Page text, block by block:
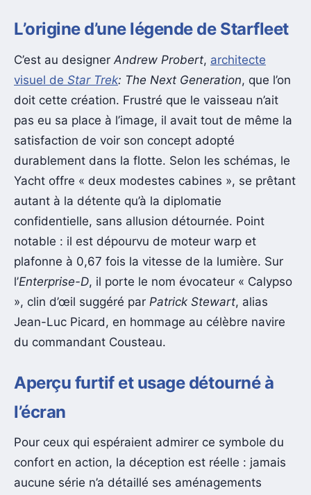
L’origine d’une légende de Starfleet
C’est au designerAndrew Probert, architecte
visuel de Star Trek: The Next Generation, que l’on
doit cette création. Frustré que le vaisseau n’ait
pas eu sa place à l’image, il avait tout de même la
satisfaction de voir son concept adopté
durablement dans la flotte. Selon les schémas, le
Yacht offre « deux modestes cabines », se prêtant
autant à la détente qu’à la diplomatie
confidentielle, sans allusion détournée. Point
notable : il est dépourvu de moteur warp et
plafonne à 0,67 fois la vitesse de la lumière. Sur
l’Enterprise-D, il porte le nom évocateur « Calypso
», clin d’œil suggéré par Patrick Stewart, alias
Jean-Luc Picard, en hommage au célèbre navire
du commandant Cousteau.
Aperçu furtif et usage détourné à
l’écran
Pour ceux qui espéraient admirer ce symbole du
confort en action, la déception est réelle : jamais
aucune série n’a détaillé ses aménagements